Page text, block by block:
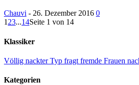
Chauvi - 26. Dezember 2016 0
1 23...14Seite 1 von 14
Klassiker
Völlig nackter Typ fragt fremde Frauen
Kategorien